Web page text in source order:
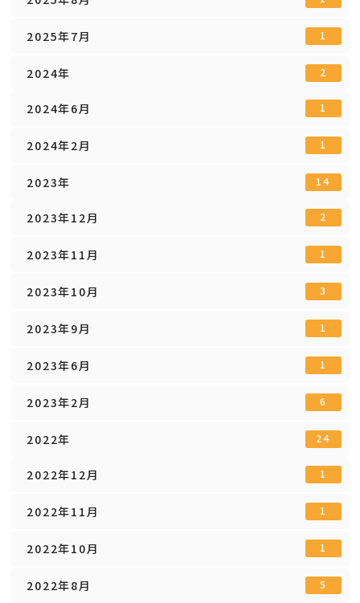
2025年7月 1
2024年 2
2024年6月 1
2024年2月 1
2023年 14
2023年12月 2
2023年11月 1
2023年10月 3
2023年9月 1
2023年6月 1
2023年2月 6
2022年 24
2022年12月 1
2022年11月 1
2022年10月 1
2022年8月 5